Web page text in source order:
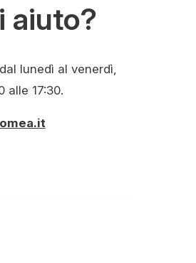
aiuto?
lunedì al venerdì,
alle 17:30.